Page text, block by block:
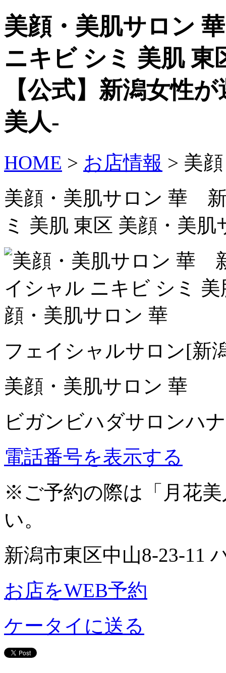
美顔・美肌サロン
ニキビ シミ 美肌 東
【公式】新潟女性
美人-
HOME > お店情報 > 美
美顔・美肌サロン 華
ミ 美肌 東区 美顔・美肌
フェイシャルサロン[新
美顔・美肌サロン 華
ビガンビハダサロンハナ
電話番号を表示する
※ご予約の際は「月花
い。
新潟市東区中山8-23-11
お店をWEB予約
ケータイに送る